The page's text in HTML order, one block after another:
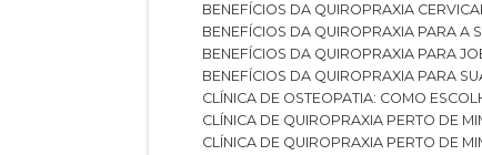
BENEFÍCIOS DA QUIROPRAXIA
BENEFÍCIOS DA QUIROPRAXIA PARA A
BENEFÍCIOS DA QUIROPRAXIA PARA
BENEFÍCIOS DA QUIROPRAXIA PARA
CLÍNICA DE OSTEOPATIA: COMO
CLÍNICA DE QUIROPRAXIA PERTO DE
CLÍNICA DE QUIROPRAXIA PERTO DE